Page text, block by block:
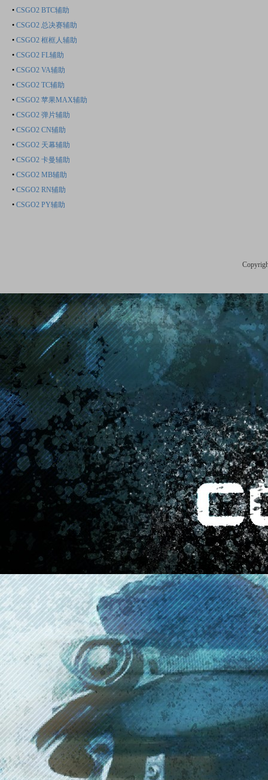
• CSGO2 BTC辅助
• CSGO2 总决赛辅助
• CSGO2 框框人辅助
• CSGO2 FL辅助
• CSGO2 VA辅助
• CSGO2 TC辅助
• CSGO2 苹果MAX辅助
• CSGO2 弹片辅助
• CSGO2 CN辅助
• CSGO2 天幕辅助
• CSGO2 卡曼辅助
• CSGO2 MB辅助
• CSGO2 RN辅助
• CSGO2 PY辅助